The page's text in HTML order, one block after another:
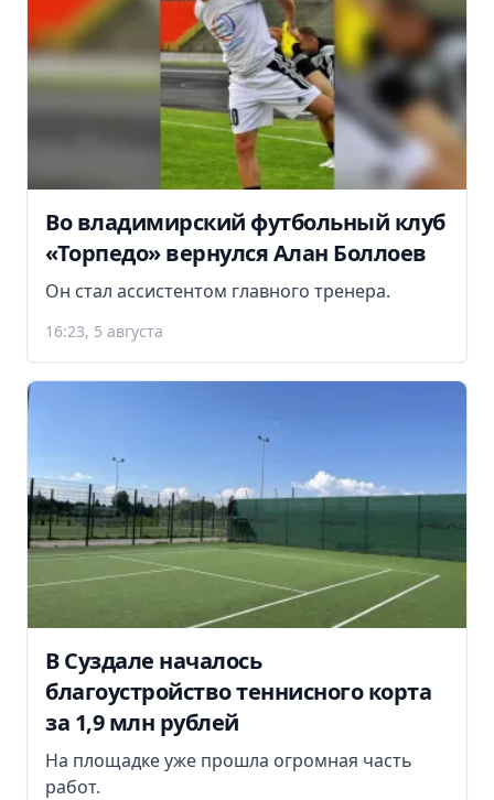
Во владимирский футбольный клуб
«Торпедо» вернулся Алан Боллоев
Он стал ассистентом главного тренера.
16:23, 5 августа
В Суздале началось
благоустройство теннисного корта
за 1,9 млн рублей
На площадке уже прошла огромная часть
работ.